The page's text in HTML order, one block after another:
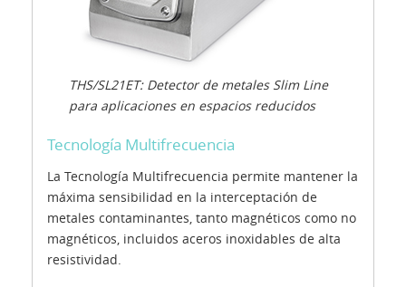
THS/SL21ET: Detector de metales Slim Line
para aplicaciones en espacios reducidos
Tecnología Multifrecuencia
La Tecnología Multifrecuencia permite mantener la
máxima sensibilidad en la interceptación de
metales contaminantes, tanto magnéticos como no
magnéticos, incluidos aceros inoxidables de alta
resistividad.